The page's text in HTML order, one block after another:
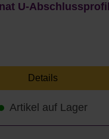
U-
Details
Artikel auf Lager